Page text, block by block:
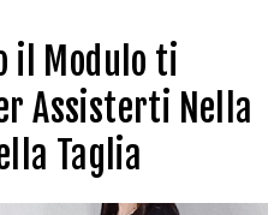
il Modulo ti
Assisterti Nella
Taglia